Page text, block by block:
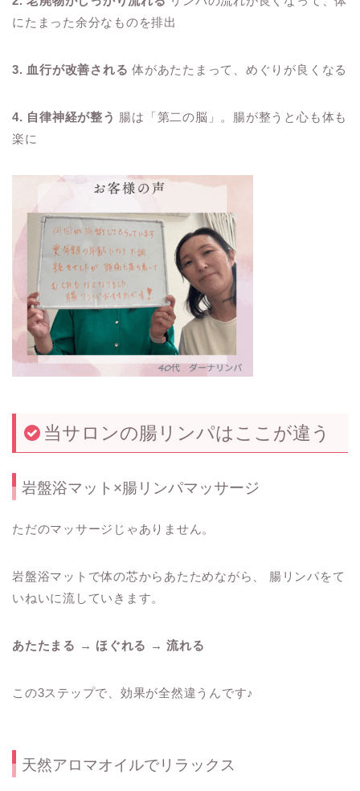
にたまった余分なものを排出
3. 血行が改善される 体があたたまって、めぐりが良くなる
4. 自律神経が整う 腸は「第二の脳」。腸が整うと心も体も
楽に
当サロンの腸リンパはここが違う
岩盤浴マット×腸リンパマッサージ
ただのマッサージじゃありません。
岩盤浴マットで体の芯からあたためながら、 腸リンパをて
いねいに流していきます。
あたたまる → ほぐれる → 流れる
この3ステップで、効果が全然違うんです♪
天然アロマオイルでリラックス